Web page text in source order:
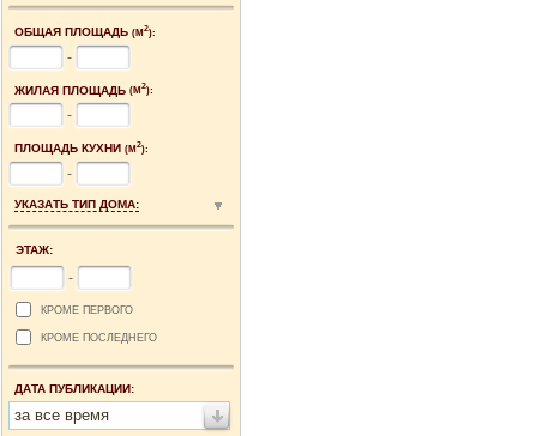
ОБЩАЯ ПЛОЩАДЬ (М2):
-
ЖИЛАЯ ПЛОЩАДЬ (М2):
-
ПЛОЩАДЬ КУХНИ (М2):
-
УКАЗАТЬ ТИП ДОМА:
ЭТАЖ:
-
КРОМЕ ПЕРВОГО
КРОМЕ ПОСЛЕДНЕГО
ДАТА ПУБЛИКАЦИИ:
за все время